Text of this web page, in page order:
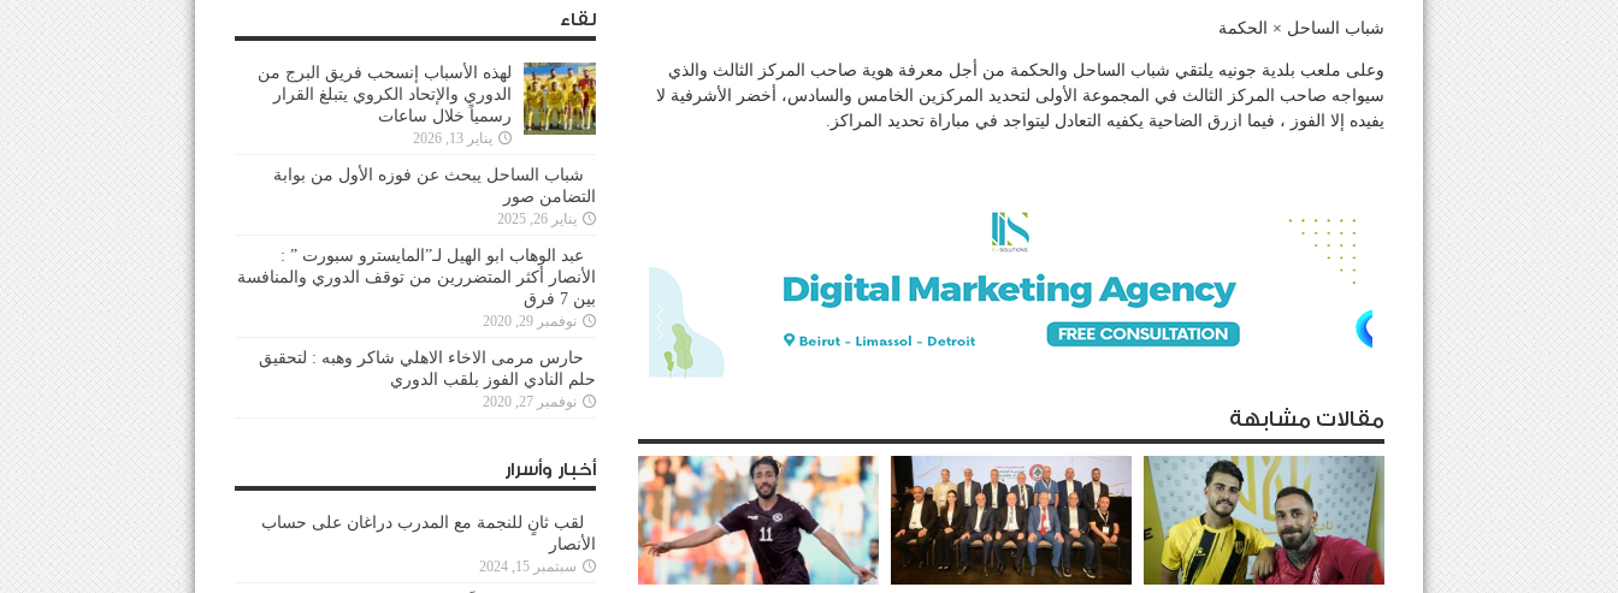
شباب الساحل × الحكمة
وعلى ملعب بلدية جونيه يلتقي شباب الساحل والحكمة من أجل معرفة هوية صاحب المركز الثالث والذي
سيواجه صاحب المركز الثالث في المجموعة الأولى لتحديد المركزين الخامس والسادس، أخضر الأشرفية لا
يفيده إلا الفوز ، فيما ازرق الضاحية يكفيه التعادل ليتواجد في مباراة تحديد المراكز.
مقالات مشابهة
لقاء
لهذه الأسباب إنسحب فريق البرج من
الدوري والإتحاد الكروي يتبلغ القرار
رسمياً خلال ساعات
يناير 13, 2026
شباب الساحل يبحث عن فوزه الأول من بوابة
التضامن صور
يناير 26, 2025
عبد الوهاب ابو الهيل لـ”المايسترو سبورت ” :
الأنصار أكثر المتضررين من توقف الدوري والمنافسة
بين 7 فرق
نوفمبر 29, 2020
حارس مرمى الاخاء الاهلي شاكر وهبه : لتحقيق
حلم النادي الفوز بلقب الدوري
نوفمبر 27, 2020
أخبار وأسرار
لقب ثانٍ للنجمة مع المدرب دراغان على حساب
الأنصار
سبتمبر 15, 2024